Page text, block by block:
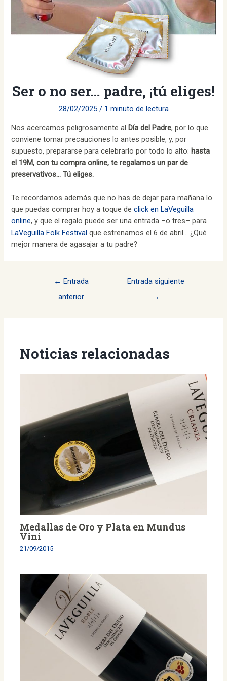
Ser o no ser… padre, ¡tú eliges!
28/02/2025 / 1 minuto de lectura
Nos acercamos peligrosamente al Día del Padre, por lo que
conviene tomar precauciones lo antes posible, y, por
supuesto, prepararse para celebrarlo por todo lo alto: hasta
el 19M, con tu compra online, te regalamos un par de
preservativos… Tú eliges.
Te recordamos además que no has de dejar para mañana lo
que puedas comprar hoy a toque declick en LaVeguilla
online, y que el regalo puede ser una entrada –o tres– para
LaVeguilla Folk Festival que estrenamos el 6 de abril… ¿Qué
mejor manera de agasajar a tu padre?
Navegación
← Entrada
anterior
Entrada siguiente
→
Noticias relacionadas
Medallas de Oro y Plata en Mundus
Vini
21/09/2015